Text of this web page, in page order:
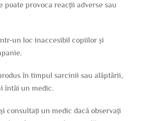
poate provoca reacții adverse sau
un loc inaccesibil copiilor și
în timpul sarcinii sau alăptării,
întâi un medic.
consultați un medic dacă observați